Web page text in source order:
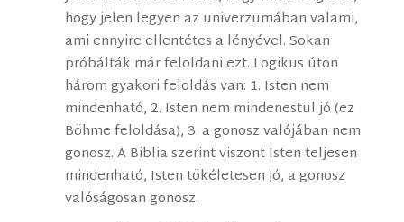
hogy jelen legyen az univerzumában valami,
ami ennyire ellentétes a lényével. Sokan
próbálták már feloldani ezt. Logikus úton
három gyakori feloldás van: 1. Isten nem
mindenható, 2. Isten nem mindenestül jó (ez
Böhme feloldása), 3. a gonosz valójában nem
gonosz. A Biblia szerint viszont Isten teljesen
mindenható, Isten tökéletesen jó, a gonosz
valóságosan gonosz.